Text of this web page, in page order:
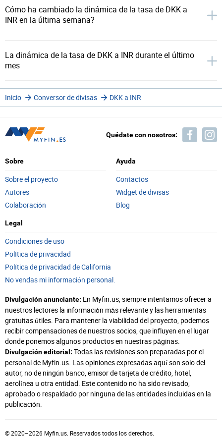
Cómo ha cambiado la dinámica de la tasa de DKK a
INR en la última semana?
La dinámica de la tasa de DKK a INR durante el último
mes
Inicio Conversor de divisas DKK a INR
Quédate con nosotros:
Sobre
Sobre el proyecto
Autores
Colaboración
Ayuda
Contactos
Widget de divisas
Blog
Legal
Condiciones de uso
Política de privacidad
Política de privacidad de California
No vendas mi información personal.
Divulgación anunciante: En Myfin.us, siempre intentamos ofrecer a
nuestros lectores la información más relevante y las herramientas
gratuitas útiles. Para mantener la viabilidad del proyecto, podemos
recibir compensaciones de nuestros socios, que influyen en el lugar
donde ponemos algunos productos en nuestras páginas.
Divulgación editorial: Todas las revisiones son preparadas por el
personal de Myfin.us. Las opiniones expresadas aquí son solo del
autor, no de ningún banco, emisor de tarjeta de crédito, hotel,
aerolínea u otra entidad. Este contenido no ha sido revisado,
aprobado o respaldado por ninguna de las entidades incluidas en la
publicación.
© 2020–2026 Myfin.us. Reservados todos los derechos.